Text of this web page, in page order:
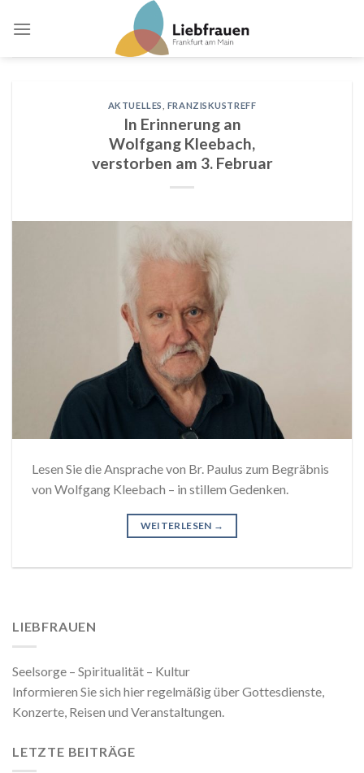
AKTUELLES FRANZISKUSTREFF
In Erinnerung an
Wolfgang Kleebach,
verstorben am 3. Februar
Lesen Sie die Ansprache von Br. Paulus zum Begräbnis
von Wolfgang Kleebach – in stillem Gedenken.
WEITERLESEN →
LIEBFRAUEN
Seelsorge – Spiritualität – Kultur
Informieren Sie sich hier regelmäßig über Gottesdienste,
Konzerte, Reisen und Veranstaltungen.
LETZTE BEITRÄGE